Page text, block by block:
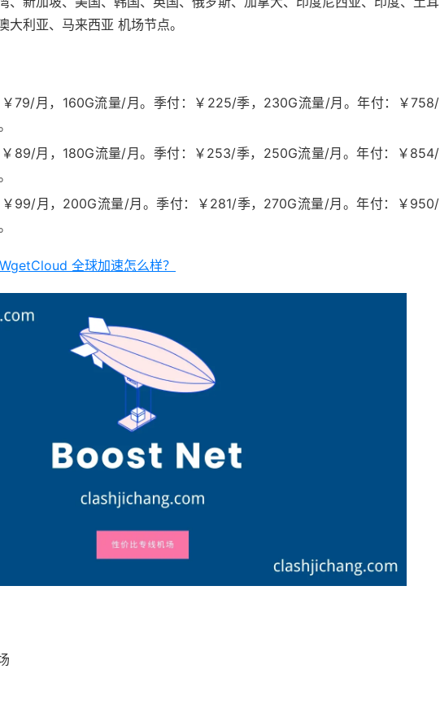
利亚、马来西亚 机场节点。
79/月，160G流量/月。季付：￥225/季，230G流量/月。年付：￥758/
89/月，180G流量/月。季付：￥253/季，250G流量/月。年付：￥854/
99/月，200G流量/月。季付：￥281/季，270G流量/月。年付：￥950/
WgetCloud 全球加速怎么样？